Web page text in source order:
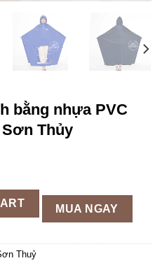
bằng nhựa PVC
Thủy
PVC chính hãng áo mưa Sơn
MUA NGAY
Thuỷ